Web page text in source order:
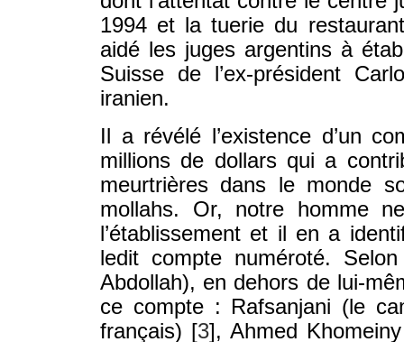
1994 et la tuerie du
aidé les juges argentins à
Suisse de l’ex-président
iranien.
Il a révélé l’existence d’un
millions de dollars qui a
meurtrières dans le monde
mollahs. Or, notre homme
l’établissement et il en a
ledit compte numéroté.
Abdollah), en dehors de lui-
ce compte : Rafsanjani (le
français) [3], Ahmed